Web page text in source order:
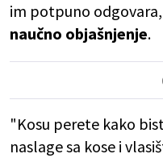
im potpuno
naučno objašnjenje.
"Kosu perete kako
naslage sa kose i